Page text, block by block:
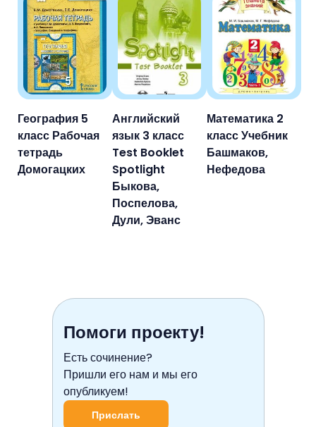
География 5
класс Рабочая
тетрадь
Домогацких
Английский
язык 3 класс
Test Booklet
Spotlight
Быкова,
Поспелова,
Дули, Эванс
Математика 2
класс Учебник
Башмаков,
Нефедова
Помоги проекту!
Есть сочинение?
Пришли его нам и мы его
опубликуем!
Прислать